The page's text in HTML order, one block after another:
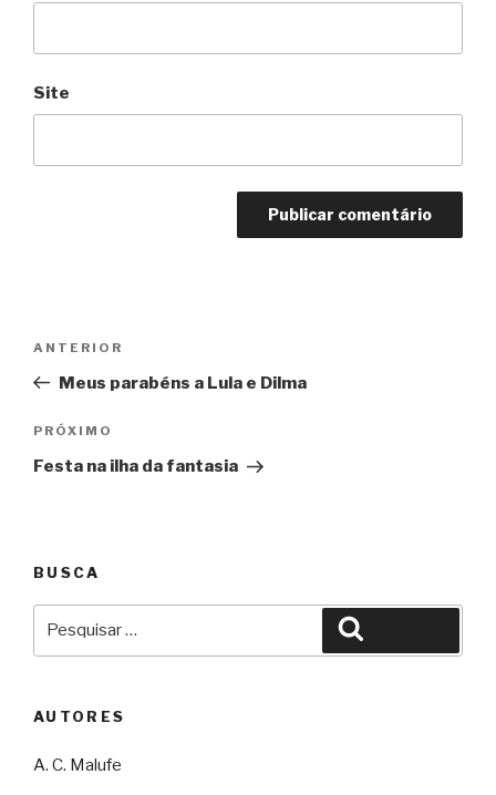
Site
Post
Anterior
ANTERIOR
Meus parabéns a Lula e Dilma
Próximo
PRÓXIMO
Festa na ilha da fantasia
BUSCA
AUTORES
A. C. Malufe